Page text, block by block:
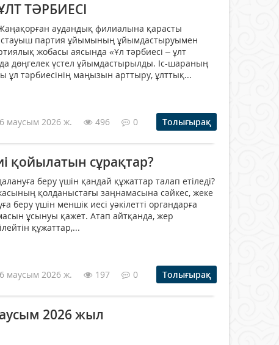
ТӘРБИЕСІ
аудандық филиалына қарасты
партия ұйымының ұйымдастыруымен
жобасы аясында «Ұл тәрбиесі – ұлт
дөңгелек үстел ұйымдастырылды. Іс-шараның
ұл тәрбиесінің маңызын арттыру, ұлттық...
маусым 2026 ж. 496 0 Толығырақ
қойылатын сұрақтар?
беру үшін қандай құжаттар талап етіледі?
қолданыстағы заңнамасына сәйкес, жеке
беру үшін меншік иесі уәкілетті органдарға
ұсынуы қажет. Атап айтқанда, жер
құжаттар,...
маусым 2026 ж. 197 0 Толығырақ
2026 жыл